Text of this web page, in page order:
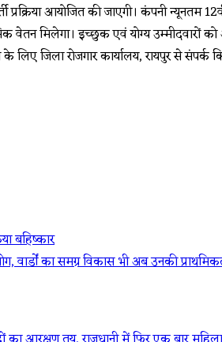
प्रक्रिया आयोजित की जाएगी। कंपनी
मिलेगा। इच्छुक एवं योग्य उम्मीदवारों को
लिए जिला रोजगार कार्यालय, रायपुर से
बहिष्कार
वार्डों का समग्र विकास भी अब उनकी